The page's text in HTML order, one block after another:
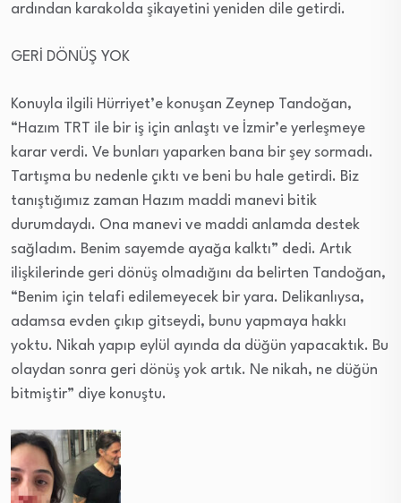
ardından karakolda şikayetini yeniden dile getirdi.
GERİ DÖNÜŞ YOK
Konuyla ilgili Hürriyet’e konuşan Zeynep Tandoğan,
“Hazım TRT ile bir iş için anlaştı ve İzmir’e yerleşmeye
karar verdi. Ve bunları yaparken bana bir şey sormadı.
Tartışma bu nedenle çıktı ve beni bu hale getirdi. Biz
tanıştığımız zaman Hazım maddi manevi bitik
durumdaydı. Ona manevi ve maddi anlamda destek
sağladım. Benim sayemde ayağa kalktı” dedi. Artık
ilişkilerinde geri dönüş olmadığını da belirten Tandoğan,
“Benim için telafi edilemeyecek bir yara. Delikanlıysa,
adamsa evden çıkıp gitseydi, bunu yapmaya hakkı
yoktu. Nikah yapıp eylül ayında da düğün yapacaktık. Bu
olaydan sonra geri dönüş yok artık. Ne nikah, ne düğün
bitmiştir” diye konuştu.